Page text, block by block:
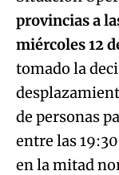
provincias a
miércoles 12
tomado la
de personas
entre las
en la mitad